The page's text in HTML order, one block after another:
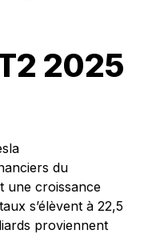
2025
du
une croissance
s’élèvent à 22,5
proviennent